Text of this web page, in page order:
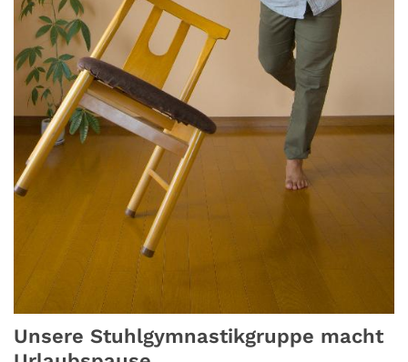
Unsere Stuhlgymnastikgruppe macht